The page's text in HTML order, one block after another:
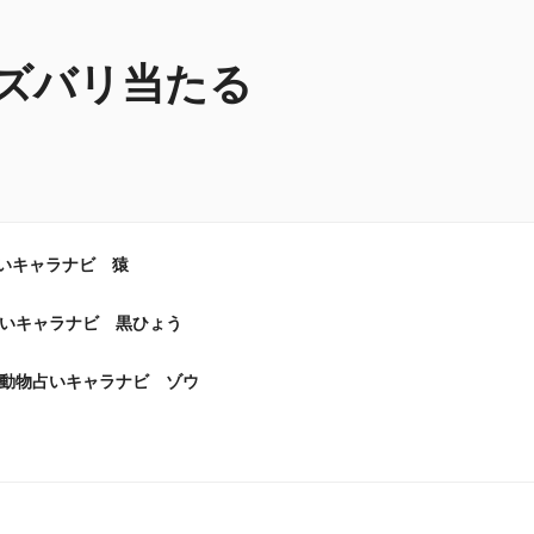
バリ当たる
キャラナビ 猿
キャラナビ 黒ひょう
動物占いキャラナビ ゾウ